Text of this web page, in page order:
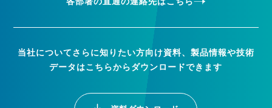
当社についてさらに知りたい方向け資料、製品情報や技術
データはこちらからダウンロードできます